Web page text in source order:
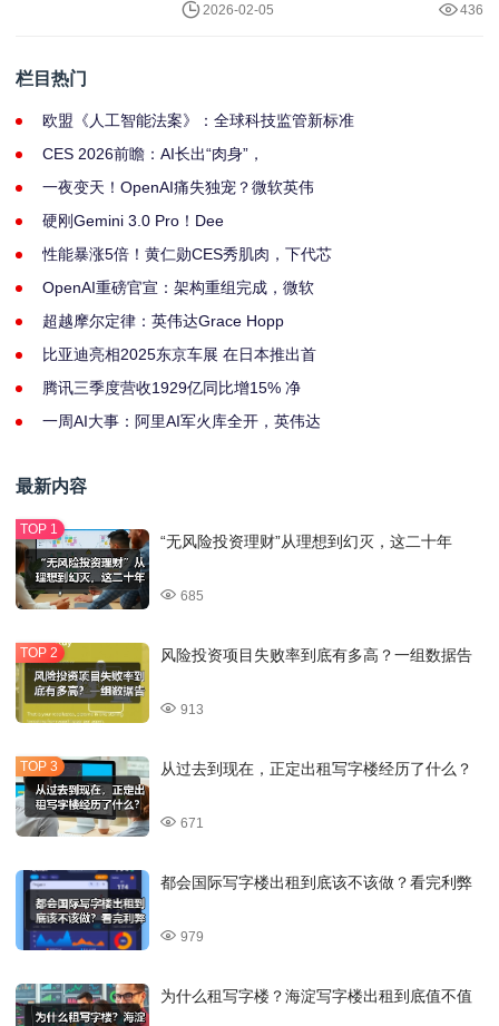
2026-02-05 436
栏目热门
欧盟《人工智能法案》：全球科技监管新标准
CES 2026前瞻：AI长出“肉身”，
一夜变天！OpenAI痛失独宠？微软英伟
硬刚Gemini 3.0 Pro！Dee
性能暴涨5倍！黄仁勋CES秀肌肉，下代芯
OpenAI重磅官宣：架构重组完成，微软
超越摩尔定律：英伟达Grace Hopp
比亚迪亮相2025东京车展 在日本推出首
腾讯三季度营收1929亿同比增15% 净
一周AI大事：阿里AI军火库全开，英伟达
最新内容
“无风险投资理财”从理想到幻灭，这二十年
685
风险投资项目失败率到底有多高？一组数据告
913
从过去到现在，正定出租写字楼经历了什么？
671
都会国际写字楼出租到底该不该做？看完利弊
979
为什么租写字楼？海淀写字楼出租到底值不值